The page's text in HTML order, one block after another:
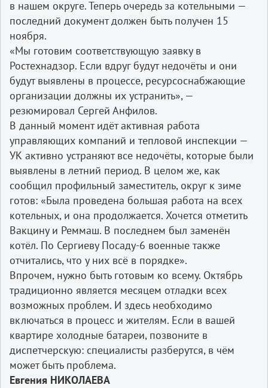
в нашем округе. Теперь очередь за котельными —
последний документ должен быть получен 15
ноября.
«Мы готовим соответствующую заявку в
Ростехнадзор. Если вдруг будут недочёты и они
будут выявлены в процессе, ресурсоснабжающие
организации должны их устранить», —
резюмировал Сергей Анфилов.
В данный момент идёт активная работа
управляющих компаний и тепловой инспекции —
УК активно устраняют все недочёты, которые были
выявлены в летний период. В целом же, как
сообщил профильный заместитель, округ к зиме
готов: «Была проведена большая работа на всех
котельных, и она продолжается. Хочется отметить
Вакцину и Реммаш. В последнем был заменён
котёл. По Сергиеву Посаду-6 военные также
отчитались, что у них всё в порядке».
Впрочем, нужно быть готовым ко всему. Октябрь
традиционно является месяцем отладки всех
возможных проблем. И здесь необходимо
включаться в процесс и жителям. Если в вашей
квартире холодные батареи, позвоните в
диспетчерскую: специалисты разберутся, в чём
может быть проблема.
Евгения НИКОЛАЕВА